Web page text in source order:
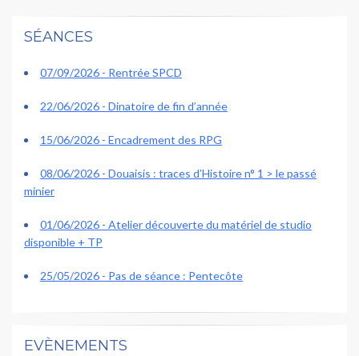
SÉANCES
07/09/2026 - Rentrée SPCD
22/06/2026 - Dinatoire de fin d’année
15/06/2026 - Encadrement des RPG
08/06/2026 - Douaisis : traces d’Histoire n° 1 > le passé
minier
01/06/2026 - Atelier découverte du matériel de studio
disponible + TP
25/05/2026 - Pas de séance : Pentecôte
EVÈNEMENTS